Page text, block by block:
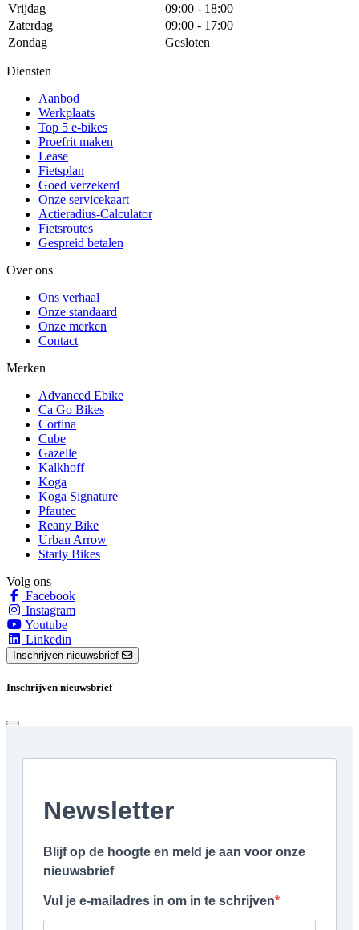
Vrijdag
09:00 - 18:00
Zaterdag
09:00 - 17:00
Zondag
Gesloten
Diensten
Aanbod
Werkplaats
Top 5 e-bikes
Proefrit maken
Lease
Fietsplan
Goed verzekerd
Onze servicekaart
Actieradius-Calculator
Fietsroutes
Gespreid betalen
Over ons
Ons verhaal
Onze standaard
Onze merken
Contact
Merken
Advanced Ebike
Ca Go Bikes
Cortina
Cube
Gazelle
Kalkhoff
Koga
Koga Signature
Pfautec
Reany Bike
Urban Arrow
Starly Bikes
Volg ons
Facebook
Instagram
Youtube
Linkedin
Inschrijven nieuwsbrief
Inschrijven nieuwsbrief